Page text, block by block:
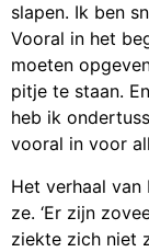
slapen. Ik ben
Vooral in het
moeten
pitje te staan.
heb ik
vooral in voor
Het verhaal van
ze. ‘Er zijn
ziekte zich niet